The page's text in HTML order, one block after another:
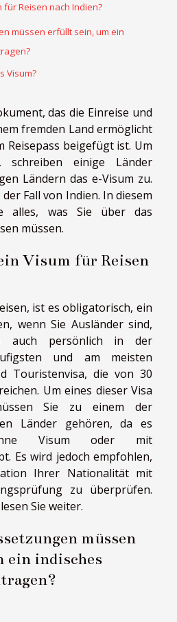
für Reisen nach Indien?
müssen erfüllt sein, um ein
Visum?
das die Einreise und
fremden Land ermöglicht
Reisepass beigefügt ist. Um
schreiben einige Länder
Ländern das e-Visum zu.
Fall von Indien. In diesem
alles, was Sie über das
müssen.
Visum für Reisen
ist es obligatorisch, ein
wenn Sie Ausländer sind,
auch persönlich in der
und am meisten
Touristenvisa, die von 30
Um eines dieser Visa
Sie zu einem der
Länder gehören, da es
Visum oder mit
Es wird jedoch empfohlen,
Ihrer Nationalität mit
zu überprüfen.
lesen Sie weiter.
müssen
ein indisches